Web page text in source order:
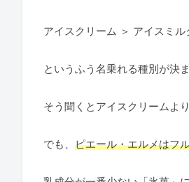
アイスクリーム ＞ アイスミ
というふう名乗れる種別が決
そう聞くとアイスクリームよ
でも、 ピエール・エルメはフ